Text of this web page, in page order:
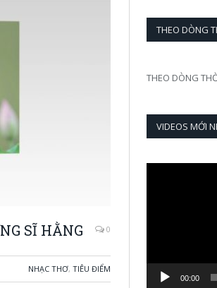
SĨ HẰNG 0
NHẠC THƠ, TIÊU ĐIỂM
THEO DÒNG
THEO DÒNG
VIDEOS MỚI
00:00